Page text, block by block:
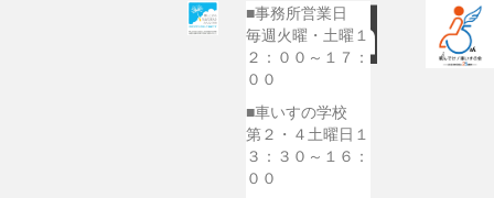
■事務所営業日
毎週火曜・土曜１
２：００～１７：
００
■車いすの学校
第２・４土曜日１
３：３０～１６：
００